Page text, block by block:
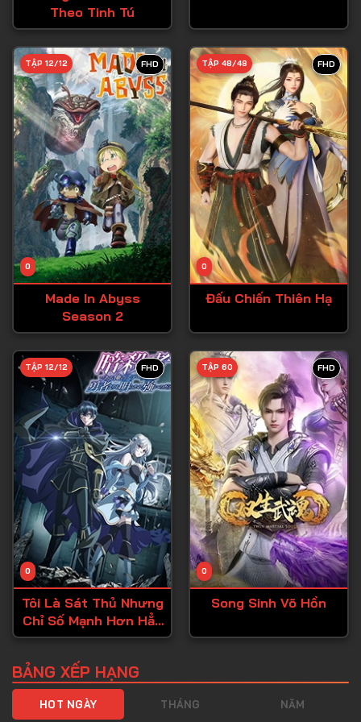
Tập 29
Tập 30
Tập 31
Tập 32
Tập 33
Tập 34
Tập 35
Tập 36
Tập 39
Tập 40
Tập 41
Tập 42
Tập 43
Tập 44
Tập 45
Tập 46
Tập 47
Tập 48
Tập 49
Theo Tinh Tú
FHD
0
TẬP 12/12
Made In Abyss
Season 2
FHD
0
TẬP 48/48
Đấu Chiến Thiên Hạ
FHD
0
TẬP 12/12
Tôi Là Sát Thủ Nhưng
Chỉ Số Mạnh Hơn Hẳn
Dũng Sĩ
FHD
0
TẬP 60
Song Sinh Võ Hồn
BẢNG XẾP HẠNG
HOT NGÀY THÁNG NĂM